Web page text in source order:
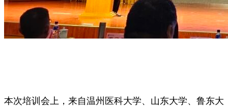
本次培训会上，来自温州医科大学、山东大学、鲁东大